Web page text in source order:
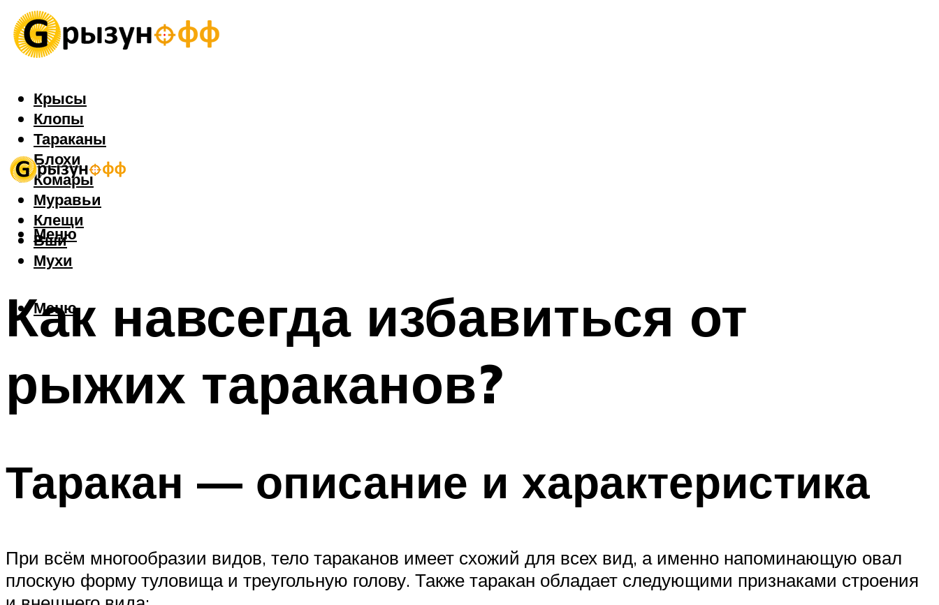
Крысы
Клопы
Тараканы
Блохи
Комары
Муравьи
Клещи
Вши
Мухи
Меню
Меню
Как навсегда избавиться от
рыжих тараканов?
Таракан — описание и характеристика
При всём многообразии видов, тело тараканов имеет схожий для всех вид, а именно напоминающую овал
плоскую форму туловища и треугольную голову. Также таракан обладает следующими признаками строения